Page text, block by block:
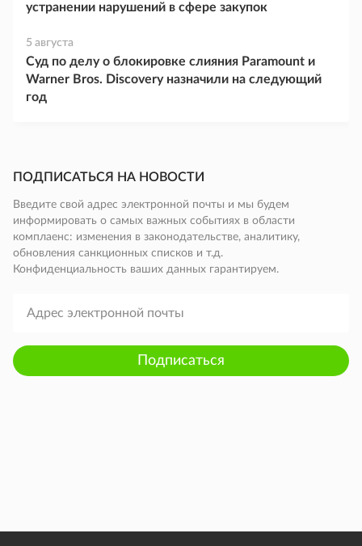
устранении нарушений в сфере закупок
5 августа
Суд по делу о блокировке слияния Paramount и
Warner Bros. Discovery назначили на следующий
год
ПОДПИСАТЬСЯ НА НОВОСТИ
Введите свой адрес электронной почты и мы будем
информировать о самых важных событиях в области
комплаенс: изменения в законодательстве, аналитику,
обновления санкционных списков и т.д.
Конфиденциальность ваших данных гарантируем.
Подписаться